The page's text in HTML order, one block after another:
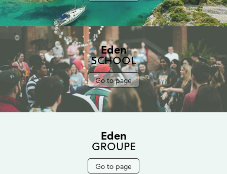
Eden
SCHOOL
Go to page
Eden
GROUPE
Go to page